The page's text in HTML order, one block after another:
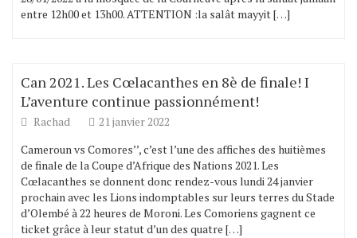
entre 12h00 et 13h00. ATTENTION :la salât mayyit […]
Can 2021. Les Cœlacanthes en 8è de finale! I
L’aventure continue passionnément!
Rachad
21 janvier 2022
Cameroun vs Comores’’, c’est l’une des affiches des huitièmes
de finale de la Coupe d’Afrique des Nations 2021. Les
Cœlacanthes se donnent donc rendez-vous lundi 24 janvier
prochain avec les Lions indomptables sur leurs terres du Stade
d’Olembé à 22 heures de Moroni. Les Comoriens gagnent ce
ticket grâce à leur statut d’un des quatre […]